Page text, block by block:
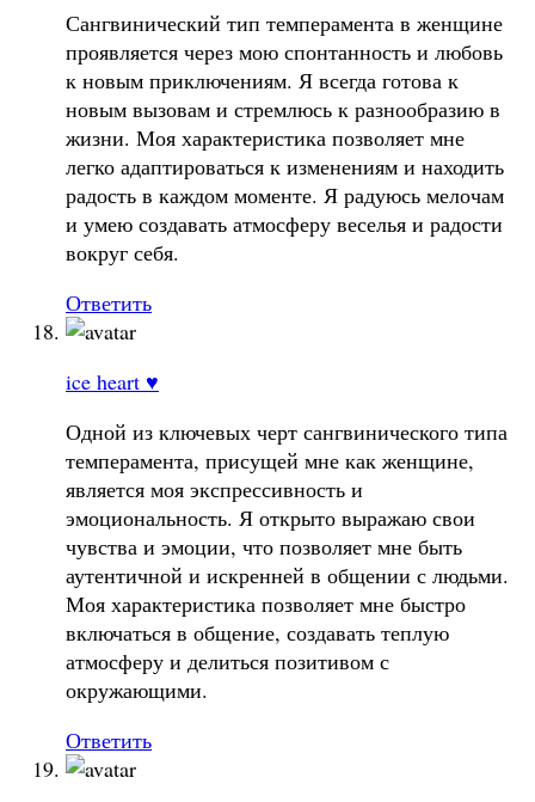
Сангвинический тип темперамента в женщине
проявляется через мою спонтанность и любовь
к новым приключениям. Я всегда готова к
новым вызовам и стремлюсь к разнообразию в
жизни. Моя характеристика позволяет мне
легко адаптироваться к изменениям и находить
радость в каждом моменте. Я радуюсь мелочам
и умею создавать атмосферу веселья и радости
вокруг себя.
Ответить
ice heart ♥
Одной из ключевых черт сангвинического типа
темперамента, присущей мне как женщине,
является моя экспрессивность и
эмоциональность. Я открыто выражаю свои
чувства и эмоции, что позволяет мне быть
аутентичной и искренней в общении с людьми.
Моя характеристика позволяет мне быстро
включаться в общение, создавать теплую
атмосферу и делиться позитивом с
окружающими.
Ответить